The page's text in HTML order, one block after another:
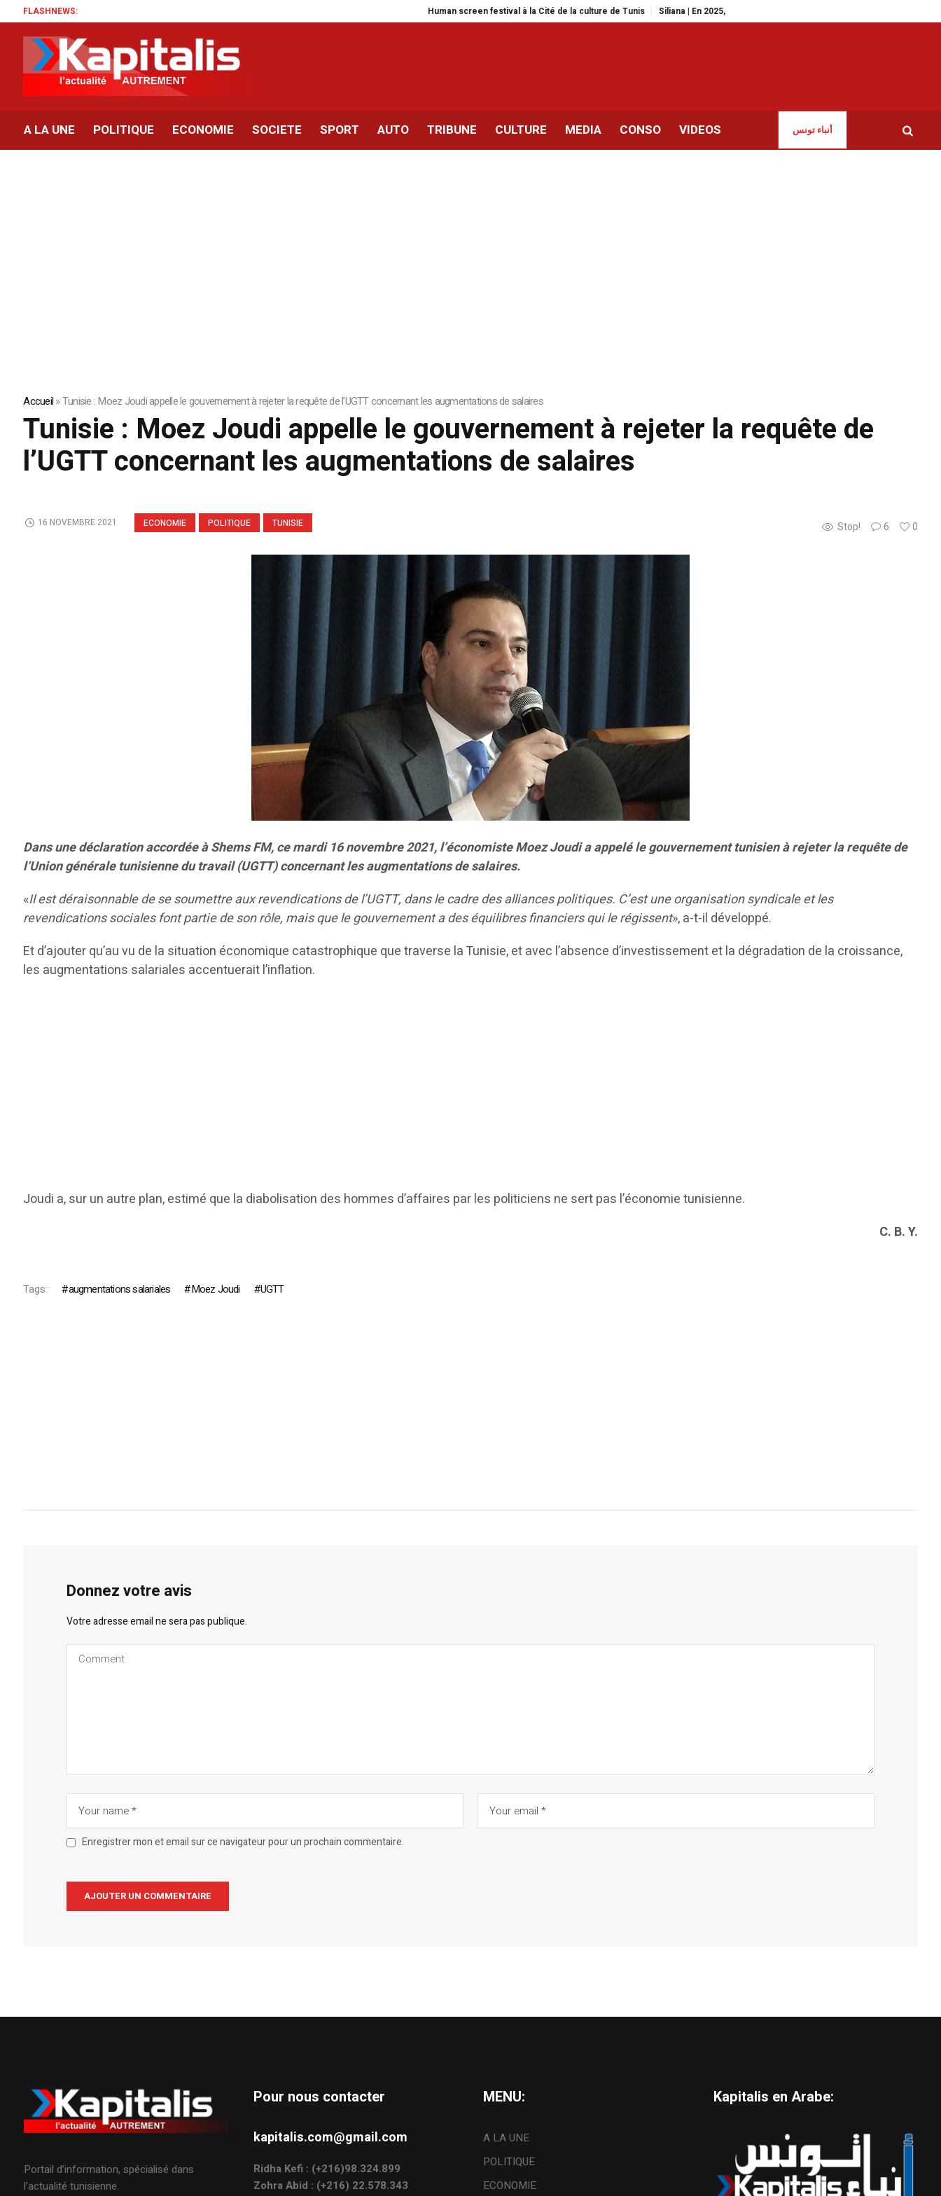
FLASHNEWS: Human screen festival à la Cité de la culture de Tunis Siliana | En 2025, les incendies ont ravagé plus de 1200 hectares de forêts !
A LA UNE POLITIQUE ECONOMIE SOCIETE SPORT AUTO TRIBUNE CULTURE MEDIA CONSO VIDEOS أنباء تونس
Accueil»Tunisie : Moez Joudi appelle le gouvernement à rejeter la requête de l’UGTT concernant les augmentations de salaires
Tunisie : Moez Joudi appelle le gouvernement à rejeter la requête de
l’UGTT concernant les augmentations de salaires
ECONOMIE POLITIQUE TUNISIE Stop! 6 0
16 NOVEMBRE 2021
Dans une déclaration accordée à Shems FM, ce mardi 16 novembre 2021, l’économiste Moez Joudi a appelé le gouvernement tunisien à rejeter la requête de
l’Union générale tunisienne du travail (UGTT) concernant les augmentations de salaires.
«Il est déraisonnable de se soumettre aux revendications de l’UGTT, dans le cadre des alliances politiques. C’est une organisation syndicale et les
revendications sociales font partie de son rôle, mais que le gouvernement a des équilibres financiers qui le régissent», a-t-il développé.
Et d’ajouter qu’au vu de la situation économique catastrophique que traverse la Tunisie, et avec l’absence d’investissement et la dégradation de la croissance,
les augmentations salariales accentuerait l’inflation.
Joudi a, sur un autre plan, estimé que la diabolisation des hommes d’affaires par les politiciens ne sert pas l’économie tunisienne.
C. B. Y.
Tags: augmentations salariales Moez Joudi UGTT
Donnez votre avis
Votre adresse email ne sera pas publique.
Enregistrer mon et email sur ce navigateur pour un prochain commentaire.
Portail d’information, spécialisé dans
l’actualité tunisienne.
Pour nous contacter
kapitalis.com@gmail.com
Ridha Kefi : (+216)98.324.899
Zohra Abid : (+216) 22.578.343
MENU:
A LA UNE
POLITIQUE
ECONOMIE
Kapitalis en Arabe: